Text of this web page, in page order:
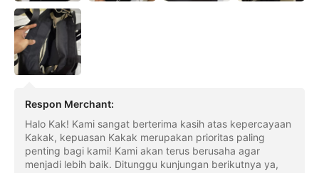
Respon Merchant:
Halo Kak! Kami sangat berterima kasih atas kepercayaan
Kakak, kepuasan Kakak merupakan prioritas paling
penting bagi kami! Kami akan terus berusaha agar
menjadi lebih baik. Ditunggu kunjungan berikutnya ya,